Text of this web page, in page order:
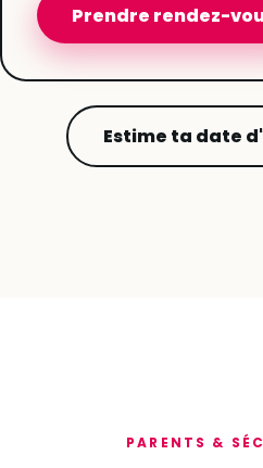
Prendre rendez-
Estime ta date
PARENTS &